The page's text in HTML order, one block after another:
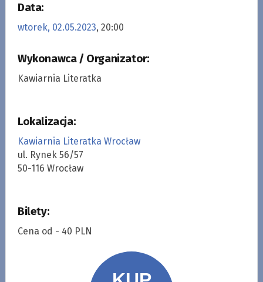
Data:
wtorek, 02.05.2023, 20:00
Wykonawca / Organizator:
Kawiarnia Literatka
Lokalizacja:
Kawiarnia Literatka Wrocław
ul. Rynek 56/57
50-116 Wrocław
Bilety:
Cena od - 40 PLN